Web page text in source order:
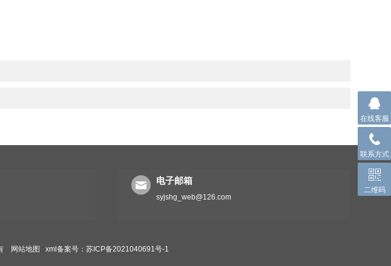
电子邮箱
syjshg_web@126.com
网站地图 xml 备案号：苏ICP备2021040691号-1
在线客服
联系方式
二维码